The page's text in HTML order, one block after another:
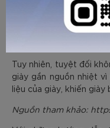
quan trọng. Bạn nên
nắng trực tiếp và có
bạn có thể sử dụng
Tuy nhiên, tuyệt đối
giày gần nguồn nhiệt
liệu của giày, khiến
Nguồn tham khảo: